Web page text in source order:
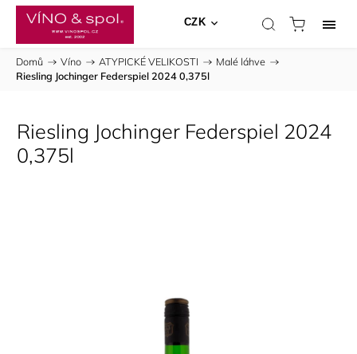
CZK
Domů / Víno / ATYPICKÉ VELIKOSTI / Malé láhve /
Riesling Jochinger Federspiel 2024 0,375l
Riesling Jochinger Federspiel 2024
0,375l